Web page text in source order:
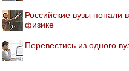
Российские вузы попали
физике
Перевестись из одного